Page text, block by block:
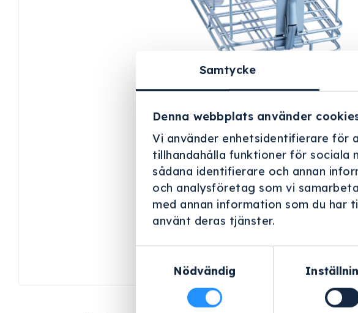
Samtycke
Denna webbplats använder
Vi använder enhetsidentifierare för
tillhandahålla funktioner för sociala
sådana identifierare och annan
och analysföretag som vi
med annan information som du har
använt deras tjänster.
Nödvändig